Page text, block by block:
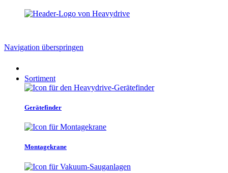
Navigation überspringen
Sortiment
Gerätefinder
Montagekrane